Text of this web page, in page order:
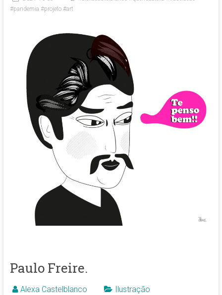
#pandemia #projeto #art
Paulo Freire.
Alexa Castelblanco Ilustração